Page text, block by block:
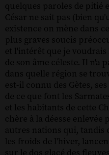
quelques paroles de pitié
César ne sait pas (bien
existence on mène dans
plus graves soucis
et l'intérêt que je
de son âme céleste. Il n'a
dans quelle région se
est-il connu des Gètes,
de ce que font les
et les habitants de cette
chère à la déesse enlevée
autres nations qui, tandis
les froids de l'hiver,
sur le dos glacé des